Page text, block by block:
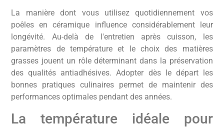
La manière dont vous utilisez quotidiennement vos
poêles en céramique influence considérablement leur
longévité. Au-delà de l'entretien après cuisson, les
paramètres de température et le choix des matières
grasses jouent un rôle déterminant dans la préservation
des qualités antiadhésives. Adopter dès le départ les
bonnes pratiques culinaires permet de maintenir des
performances optimales pendant des années.
La température idéale pour